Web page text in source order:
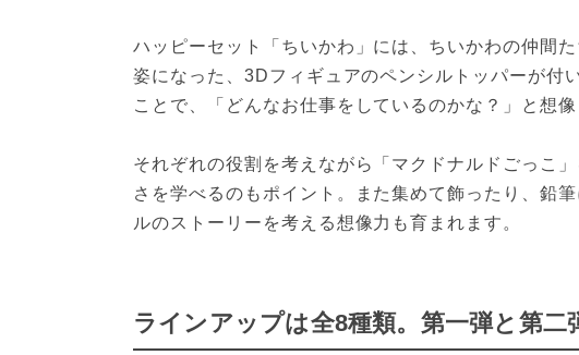
ハッピーセット「ちいかわ」には、ちいかわの仲間
姿になった、3Dフィギュアのペンシルトッパーが付
ことで、「どんなお仕事をしているのかな？」と想
それぞれの役割を考えながら「マクドナルドごっこ
さを学べるのもポイント。また集めて飾ったり、鉛
ルのストーリーを考える想像力も育まれます。
ラインアップは全8種類。第一弾と第二